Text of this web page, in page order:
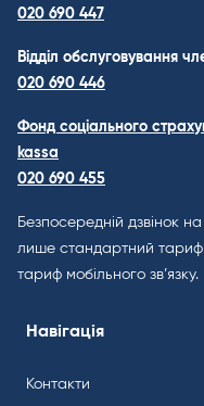
020 690 447
Відділ обслуговування
020 690 446
Фонд соціального
kassa
020 690 455
Безпосередній дзвінок
лише стандартний тариф
тариф мобільного зв’язку.
Навігація
Контакти